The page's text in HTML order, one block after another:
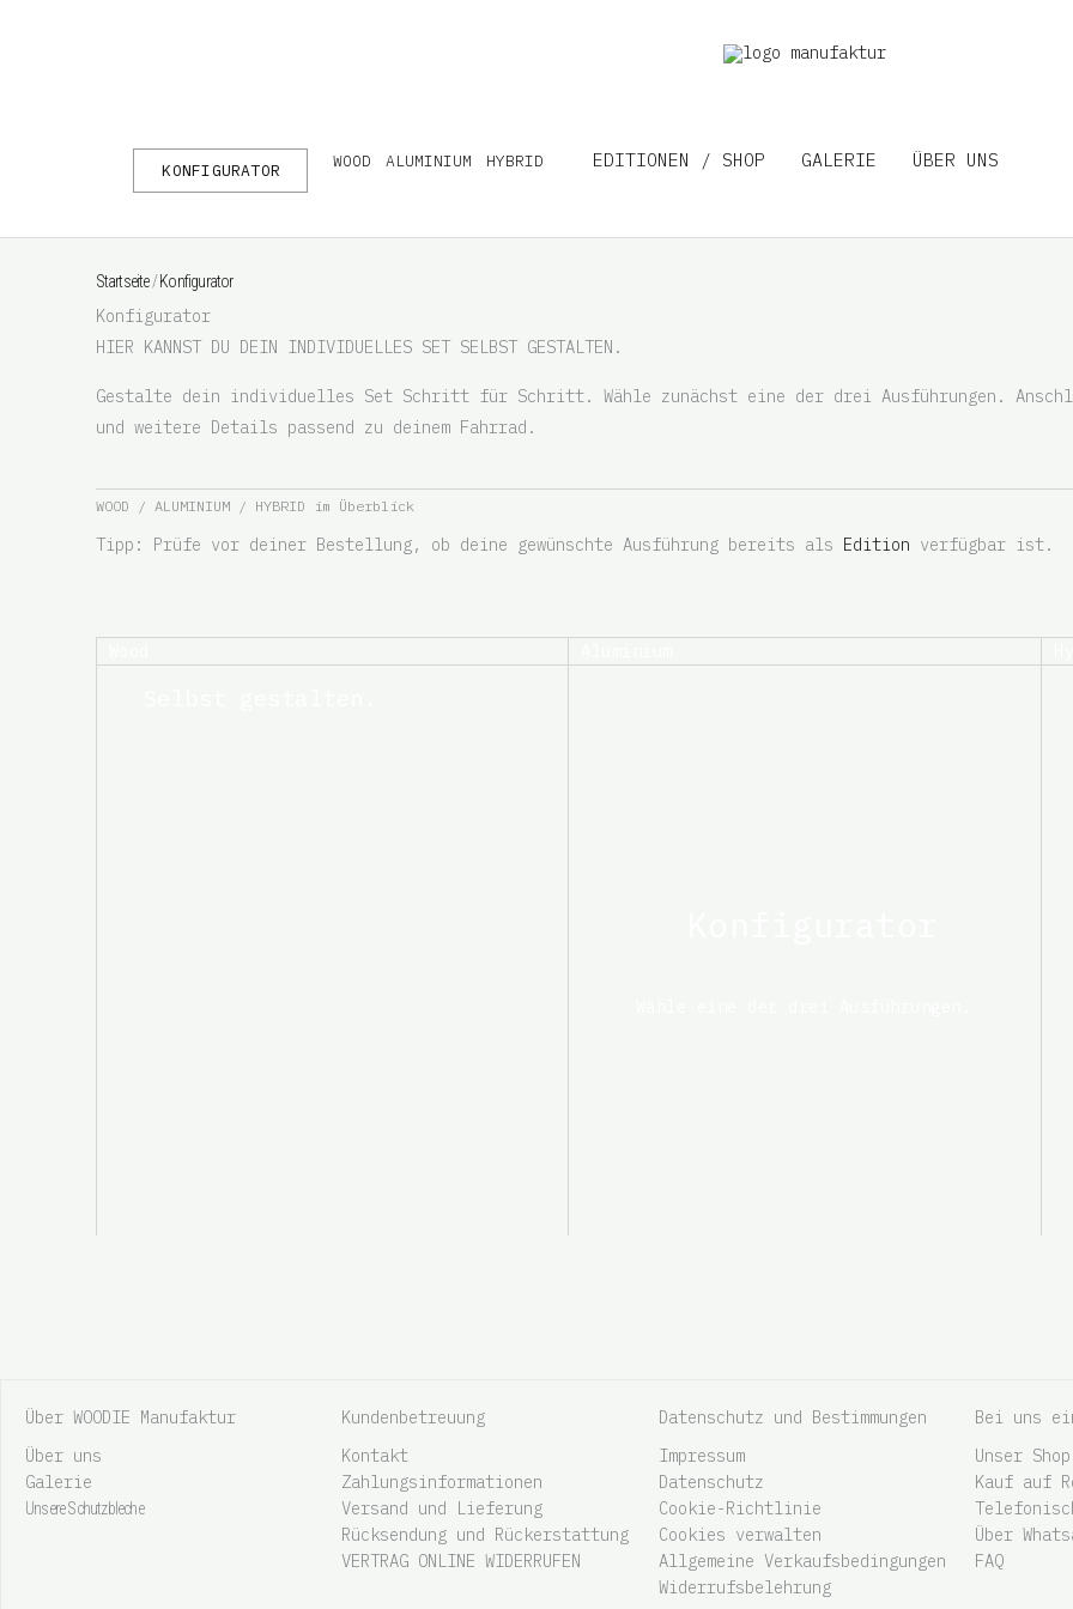
KONFIGURATOR WOOD ALUMINIUM HYBRID EDITIONEN / SHOP GALERIE ÜBER UNS
Startseite/Konfigurator
Konfigurator
HIER KANNST DU DEIN INDIVIDUELLES SET SELBST GESTALTEN.
Gestalte dein individuelles Set Schritt für Schritt. Wähle zunächst eine der drei Ausführungen.
und weitere Details passend zu deinem Fahrrad.
WOOD / ALUMINIUM / HYBRID im Überblick
Tipp: Prüfe vor deiner Bestellung, ob deine gewünschte Ausführung bereits als Edition verfügbar ist.
Über WOODIE Manufaktur
Über uns
Galerie
Unsere Schutzbleche
Kundenbetreuung
Kontakt
Zahlungsinformationen
Versand und Lieferung
Rücksendung und Rückerstattung
VERTRAG ONLINE WIDERRUFEN
Datenschutz und Bestimmungen
Impressum
Datenschutz
Cookie-Richtlinie
Cookies verwalten
Allgemeine Verkaufsbedingungen
Widerrufsbelehrung
Bei uns
Unser Shop
Kauf auf
Über
FAQ